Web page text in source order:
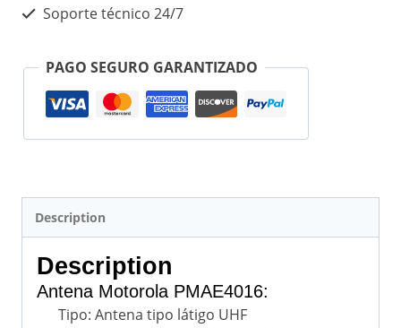
Soporte técnico 24/7
PAGO SEGURO GARANTIZADO
Description
Description
Antena Motorola PMAE4016:
Tipo: Antena tipo látigo UHF